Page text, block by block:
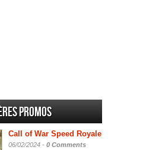
promos
Call of War Speed Royale
06/02/2024 - 0 Comments